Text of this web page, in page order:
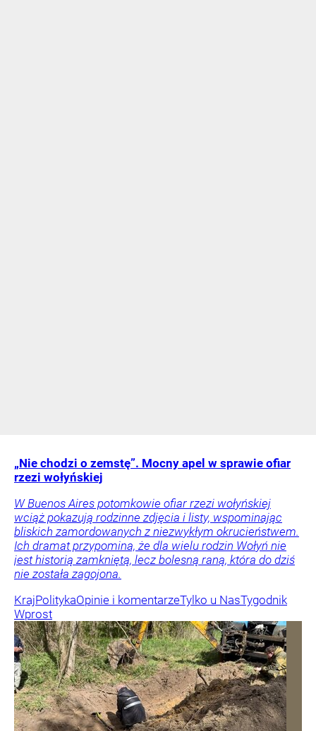
„Nie chodzi o zemstę”. Mocny apel w sprawie ofiar
rzezi wołyńskiej
W Buenos Aires potomkowie ofiar rzezi wołyńskiej
wciąż pokazują rodzinne zdjęcia i listy, wspominając
bliskich zamordowanych z niezwykłym okrucieństwem.
Ich dramat przypomina, że dla wielu rodzin Wołyń nie
jest historią zamkniętą, lecz bolesną raną, która do dziś
nie została zagojona.
KrajPolitykaOpinie i komentarzeTylko u NasTygodnik
Wprost